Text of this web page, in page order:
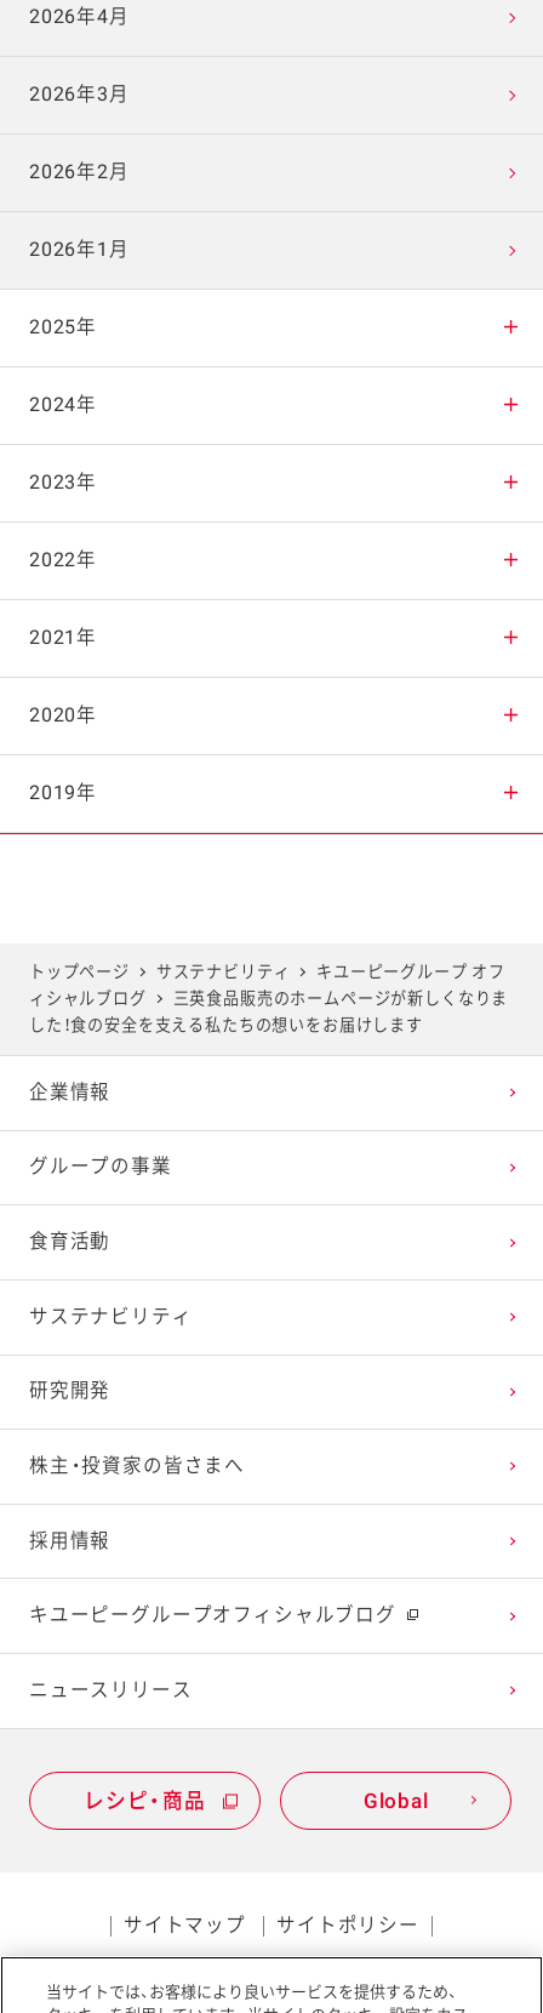
2026年4月
2026年3月
2026年2月
2026年1月
2025年
2025年12月
2025年11月
2025年10月
2025年9月
2025年8月
2025年7月
2025年4月
2025年3月
2025年2月
2024年
2024年12月
2024年11月
2024年10月
2024年9月
2024年8月
2024年5月
2024年4月
2024年3月
2023年
2023年12月
2023年11月
2023年10月
2023年9月
2023年6月
2023年5月
2023年4月
2022年
2022年12月
2022年11月
2022年10月
2022年7月
2022年6月
2022年5月
2021年
2021年12月
2021年11月
2021年8月
2021年7月
2021年6月
2020年
2020年12月
2020年9月
2020年8月
2020年7月
2019年
2019年10月
2019年9月
2019年8月
トップページ サステナビリティ
キユーピーグループ オフ
ィシャルブログ
三英食品販売のホームページが新しくなりま
した！食の安全を支える私たちの想いをお届けします
企業情報
グループの事業
食育活動
サステナビリティ
研究開発
株主・投資家の皆さまへ
採用情報
キユーピーグループオフィシャルブログ
ニュースリリース
レシピ・商品 Global
サイトマップ サイトポリシー
当サイトでは、お客様により良いサービスを提供するため、